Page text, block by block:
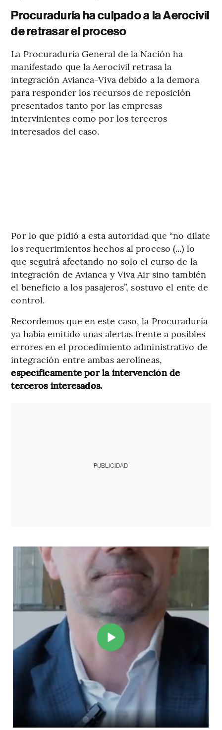
Procuraduría ha culpado a la Aerocivil
de retrasar el proceso
La Procuraduría General de la Nación ha
manifestado que la Aerocivil retrasa la
integración Avianca-Viva debido a la demora
para responder los recursos de reposición
presentados tanto por las empresas
intervinientes como por los terceros
interesados del caso.
Por lo que pidió a esta autoridad que “no dilate
los requerimientos hechos al proceso (...) lo
que seguirá afectando no solo el curso de la
integración de Avianca y Viva Air sino también
el beneficio a los pasajeros”, sostuvo el ente de
control.
Recordemos que en este caso, la Procuraduría
ya había emitido unas alertas frente a posibles
errores en el procedimiento administrativo de
integración entre ambas aerolíneas,
específicamente por la intervención de
terceros interesados.
PUBLICIDAD